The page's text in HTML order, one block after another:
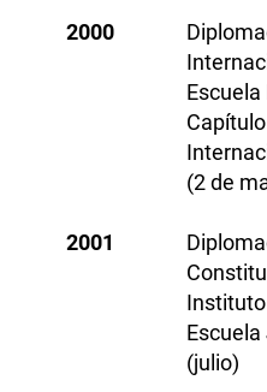
2000
(2 de
2001
Escuela
(julio)